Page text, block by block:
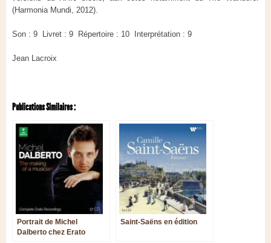
(Harmonia Mundi, 2012).
Son : 9 Livret : 9 Répertoire : 10 Interprétation : 9
Jean Lacroix
Publications Similaires :
Portrait de Michel
Dalberto chez Erato
Saint-Saëns en édition